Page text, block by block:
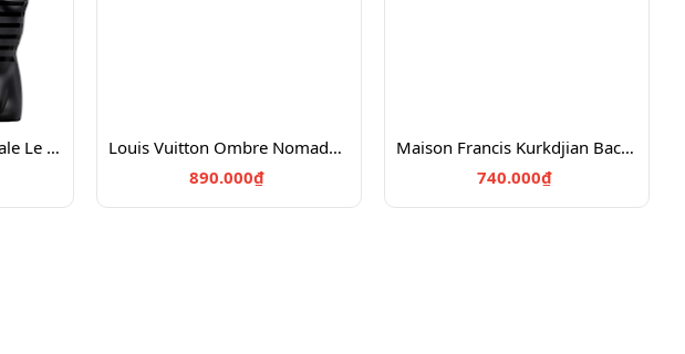
Jean Paul Gaultier Le Male Le Parfum Chiết 10ml
Louis Vuitton Ombre Nomade Chiết 10ml
890.000₫
Maison Francis Kurkdjian Baccarat Rouge 540 Chiết 10ml
740.000₫